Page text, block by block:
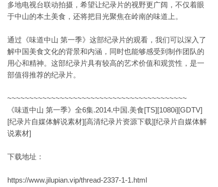
多地电视台联动拍摄，希望让纪录片的视野更广阔，不仅着眼
于中山的本土美食，还将把目光聚焦在岭南的味道上。
通过《味道中山 第一季》这部纪录片的观看，我们可以深入了
解中国美食文化的背景和内涵，同时也能够感受到制作团队的
用心和精神。这部纪录片具有较高的艺术价值和观赏性，是一
部值得推荐的纪录片。
~~~~~~~~~~~~~~~~~~~~~~~~~~~~~~~~~~~~~~~~~
《味道中山 第一季》全6集.2014.中国.美食[TS][1080i][GDTV]
[纪录片自媒体解说素材][高清纪录片资源下载][纪录片自媒体解
说素材]
下载地址：
https://www.jilupian.vip/thread-2337-1-1.html